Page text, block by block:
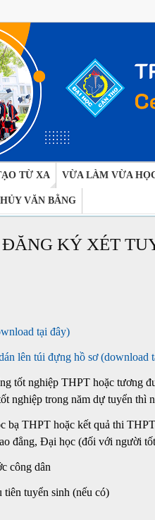
TỪ XA VỪA LÀM VỪA
VĂN BẰNG
KÝ XÉT
tại đây)
lên túi đựng hồ sơ (download
tốt nghiệp THPT hoặc tương
nghiệp trong năm dự tuyển thì
bạ THPT hoặc kết quả thi
đẳng, Đại học (đối với người
công dân
tuyển sinh (nếu có)